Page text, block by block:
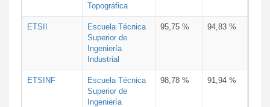
Topográfica
ETSII
Escuela Técnica
Superior de
Ingeniería
Industrial
95,75 % 94,83 %
ETSINF
Escuela Técnica
Superior de
Ingeniería
98,78 % 91,94 %